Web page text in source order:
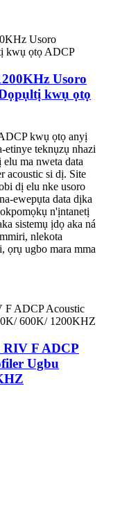
Usoro
kwụ ọtọ
kwụ ọtọ anyị
etinye teknụzụ nhazi
elu ma nweta data
acoustic si dị. Site
dị elu nke usoro
ewepụta data dịka
n'ịntanetị
sistemụ ịdọ aka ná
nlekota
ọrụ ugbo mara mma
RIV F ADCP
Ugbu